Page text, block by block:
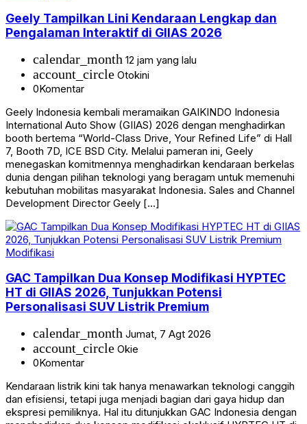
Geely Tampilkan Lini Kendaraan Lengkap dan
Pengalaman Interaktif di GIIAS 2026
calendar_month 12 jam yang lalu
account_circle Otokini
0Komentar
Geely Indonesia kembali meramaikan GAIKINDO Indonesia
International Auto Show (GIIAS) 2026 dengan menghadirkan
booth bertema “World-Class Drive, Your Refined Life” di Hall
7, Booth 7D, ICE BSD City. Melalui pameran ini, Geely
menegaskan komitmennya menghadirkan kendaraan berkelas
dunia dengan pilihan teknologi yang beragam untuk memenuhi
kebutuhan mobilitas masyarakat Indonesia. Sales and Channel
Development Director Geely […]
Modifikasi
GAC Tampilkan Dua Konsep Modifikasi HYPTEC
HT di GIIAS 2026, Tunjukkan Potensi
Personalisasi SUV Listrik Premium
calendar_month Jumat, 7 Agt 2026
account_circle Okie
0Komentar
Kendaraan listrik kini tak hanya menawarkan teknologi canggih
dan efisiensi, tetapi juga menjadi bagian dari gaya hidup dan
ekspresi pemiliknya. Hal itu ditunjukkan GAC Indonesia dengan